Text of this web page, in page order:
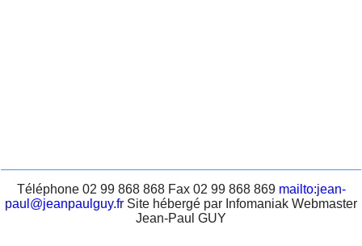
Téléphone 02 99 868 868 Fax 02 99 868 869 mailto:jean-
paul@jeanpaulguy.fr Site hébergé par Infomaniak Webmaster
Jean-Paul GUY